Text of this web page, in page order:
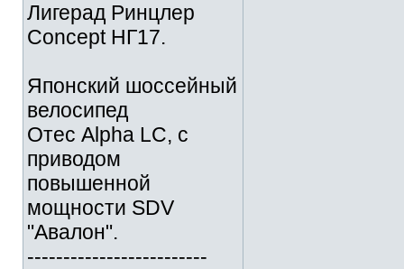
Лигерад Ринцлер
Concept НГ17.
Японский шоссейный
велосипед
Отес Alpha LC, с
приводом
повышенной
мощности SDV
"Авалон".
-------------------------